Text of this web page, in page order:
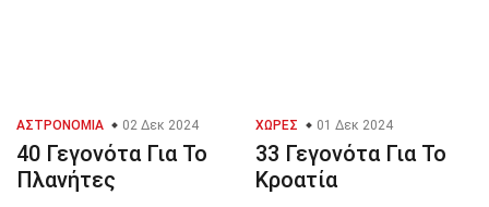
ΑΣΤΡΟΝΟΜΊΑ 02 Δεκ 2024
40 Γεγονότα Για Το
Πλανήτες
ΧΏΡΕΣ 01 Δεκ 2024
33 Γεγονότα Για Το
Κροατία